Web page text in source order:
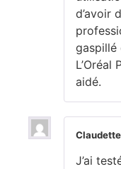
d’avoir
gaspillé
L’Oréal
aidé.
Claudette
J’ai